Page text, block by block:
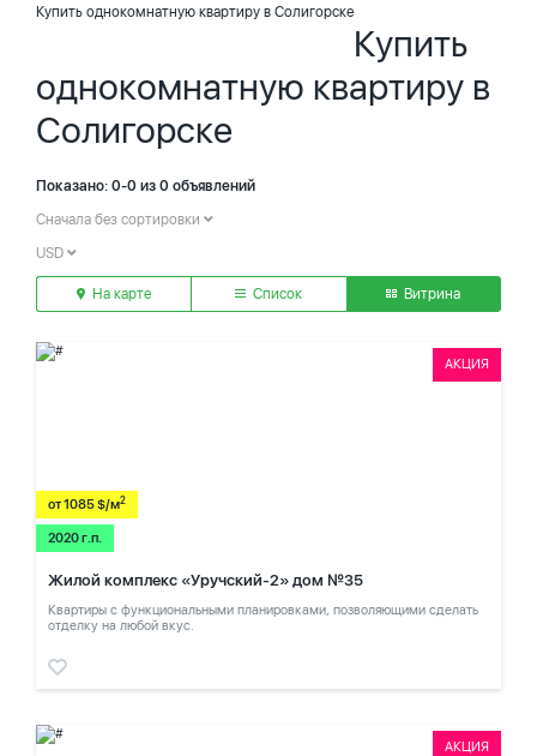
Купить однокомнатную квартиру в Солигорске
Купить
однокомнатную квартиру в
Солигорске
Показано: 0-0 из 0 объявлений
Сначала без сортировки
USD
На карте Список Витрина
АКЦИЯ
от 1085 $/м2
2020 г.п.
Жилой комплекс «Уручский-2» дом №35
Квартиры с функциональными планировками, позволяющими сделать
отделку на любой вкус.
АКЦИЯ